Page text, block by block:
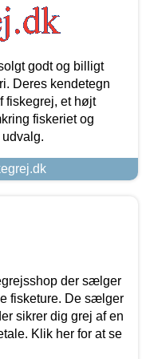
godt og billigt
Deres kendetegn
fiskegrej, et højt
fiskeriet og
der sælger
fisketure. De sælger
sikrer dig grej af en
Klik her for at se